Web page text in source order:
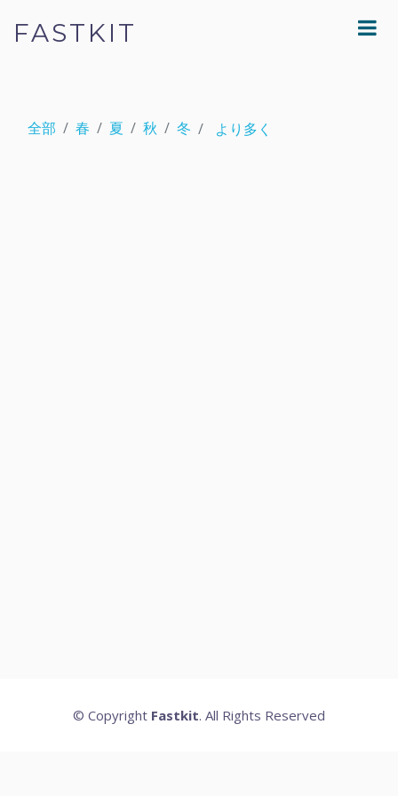
FASTKIT
全部 春 夏 秋 冬 より多く
© Copyright Fastkit. All Rights Reserved